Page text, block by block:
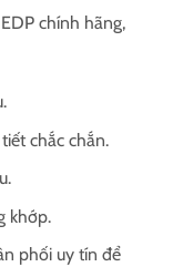
chính hãng,
chắc chắn.
khớp.
phối uy tín để